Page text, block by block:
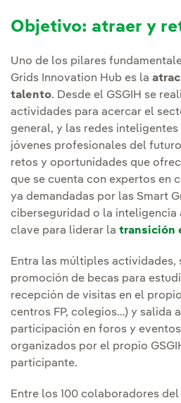
Objetivo: atraer y
Uno de los pilares
Grids Innovation Hub es la
talento. Desde el GSGIH se
actividades para acercar el
general, y las redes
jóvenes profesionales del
retos y oportunidades que
que se cuenta con expertos en
ya demandadas por las Smart
ciberseguridad o la
clave para liderar la transición
Entra las múltiples actividades,
promoción de becas para
recepción de visitas en el
centros FP, colegios…) y salida
participación en foros y
organizados por el propio
participante.
Entre los 100 colaboradores del